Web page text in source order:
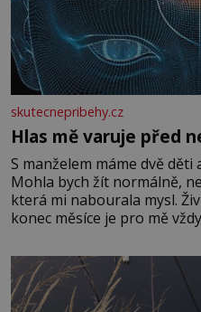
skutecnepribehy.cz
Hlas mě varuje před
S manželem máme dvě
Mohla bych žít normálně,
která mi nabourala mysl.
konec měsíce je pro mě
dál častěji volá o pomoc, co